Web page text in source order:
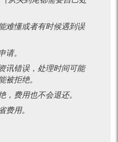
难懂或者有时候遇到误
。
讯错误，处理时间可能
被拒绝。
，费用也不会退还。
费用。